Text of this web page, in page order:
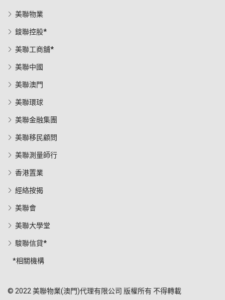
美聯物業
鋑聯控股*
美聯工商舖*
美聯中國
美聯澳門
美聯環球
美聯金融集團
美聯移民顧問
美聯測量師行
香港置業
經絡按揭
美聯會
美聯大學堂
駿聯信貸*
*相關機構
© 2022 美聯物業(澳門)代理有限公司 版權所有 不得轉載